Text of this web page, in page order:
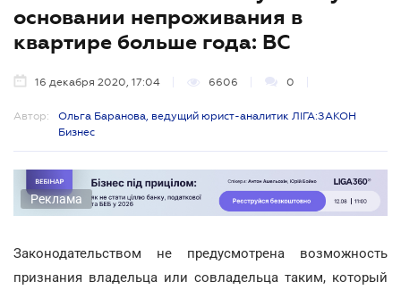
основании непроживания в
квартире больше года: ВС
16 декабря 2020, 17:04 6606 0
Автор:
Ольга Баранова, ведущий юрист-аналитик ЛІГА:ЗАКОН
Бизнес
Реклама
Законодательством не предусмотрена возможность
признания владельца или совладельца таким, который